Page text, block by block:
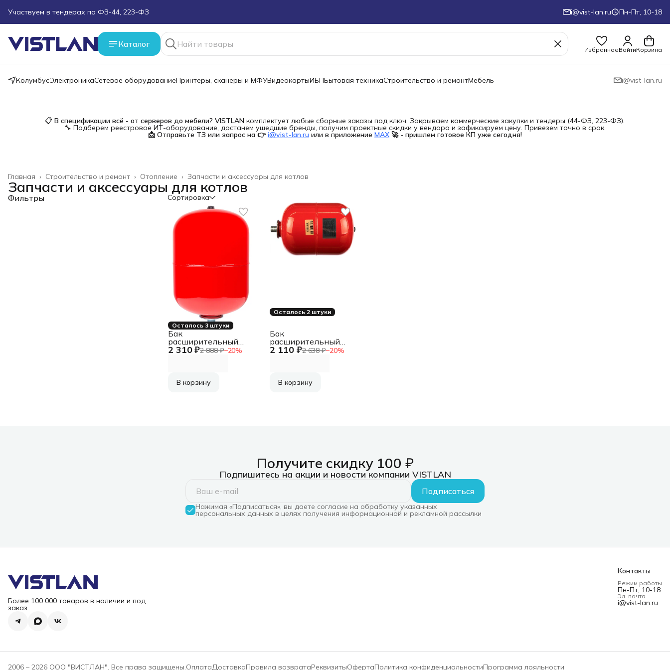
Участвуем в тендерах по ФЗ-44, 223-ФЗ
Поможем подобрать оборудование под ТЗ
Пришлите запрос на e-mail или в чат
i@vist-lan.ru Пн-Пт, 10-18
Каталог
ИзбранноеВойтиКорзина
КолумбусЭлектроникаСетевое оборудованиеПринтеры, сканеры и МФУВидеокартыИБПБытовая техникаСтроительство и ремонтМебель i@vist-lan.ru
📋В спецификации всё - от серверов до мебели? VISTLAN комплектует любые сборные заказы под ключ. Закрываем коммерческие закупки и тендеры (44-ФЗ, 223-ФЗ).
🔧 Подберем реестровое ИТ-оборудование, достанем ушедшие бренды, получим проектные скидки у вендора и зафиксируем цену. Привезем точно в срок.
📩 Отправьте ТЗ или запрос на 👉 i@vist-lan.ru или в приложение MAX 🚀 - пришлем готовое КП уже сегодня!
Запчасти и аксессуары для котлов
Отопление ›
Строительство и ремонт ›
Главная ›
Запчасти и аксессуары для котлов
Фильтры Сортировка
Осталось 3 штуки
2 310 ₽2 888 ₽−20%
Бак
расширительный
Джилекс В 14 для
В корзину
Осталось 2 штуки
2 110 ₽2 638 ₽−20%
Бак
расширительный
Джилекс В 10 для
В корзину
Получите скидку 100 ₽
Подпишитесь на акции и новости компании VISTLAN
Подписаться
Нажимая «Подписаться», вы даете согласие на обработку указанных
персональных данных в целях получения информационной и рекламной рассылки
Более 100 000 товаров в наличии и под
заказ
Контакты
Режим работы
Пн-Пт, 10-18
Эл. почта
i@vist-lan.ru
2006 – 2026 ООО "ВИСТЛАН". Все права защищены.ОплатаДоставкаПравила возвратаРеквизитыОфертаПолитика конфиденциальностиПрограмма лояльности